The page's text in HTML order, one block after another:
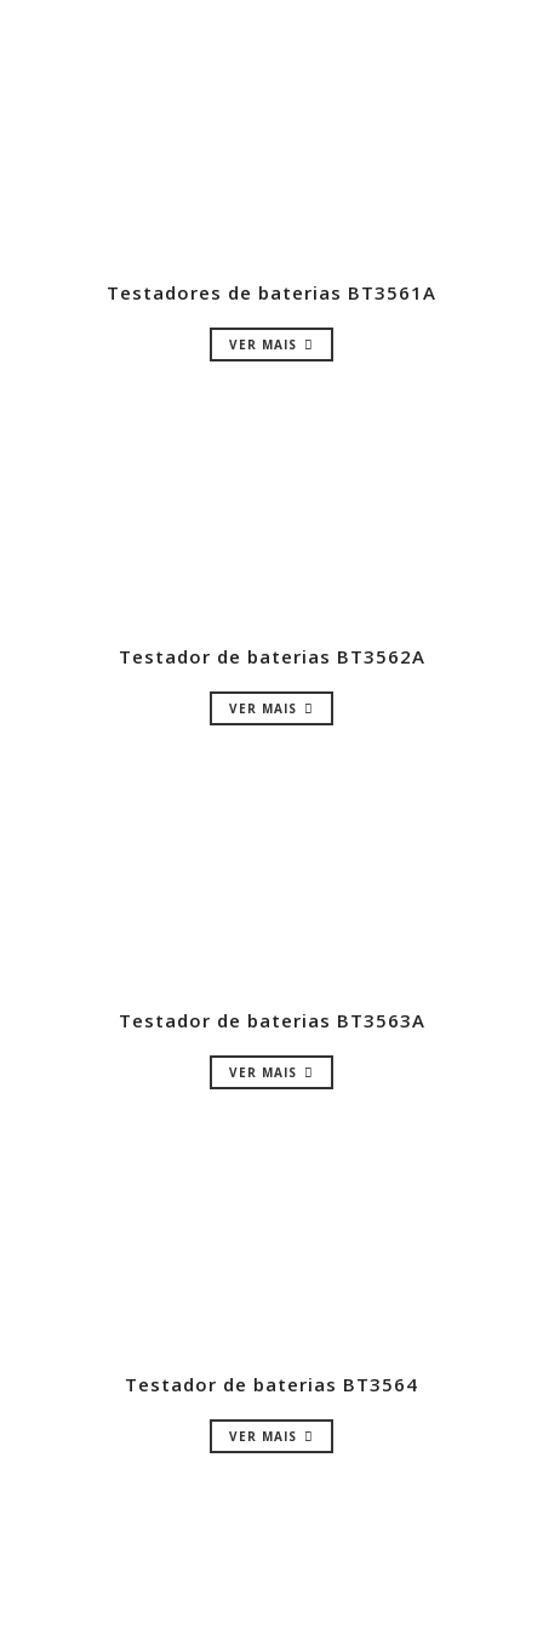
Testadores de baterias BT3561A
VER MAIS
Testador de baterias BT3562A
VER MAIS
Testador de baterias BT3563A
VER MAIS
Testador de baterias BT3564
VER MAIS